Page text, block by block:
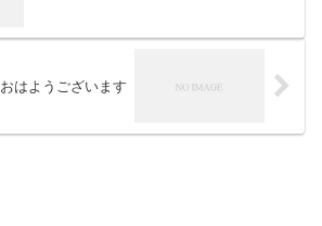
6/15 おはようございます